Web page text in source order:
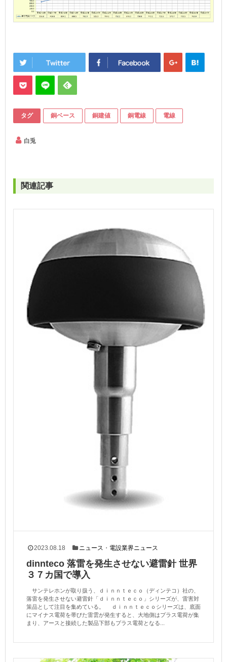
タグ 銅ベース 銅建値 銅電線 電線
白兎
関連記事
2023.08.18 ニュース ・ 電設業界ニュース
dinnteco 落雷を発生させない避雷針 世界
３７カ国で導入
サンテレホンが取り扱う、ｄｉｎｎｔｅｃｏ（ディンテコ）社の、
落雷を発生させない避雷針「ｄｉｎｎｔｅｃｏ」シリーズが、雷害対
策品として注目を集めている。 ｄｉｎｎｔｅｃｏシリーズは、底面
にマイナス電荷を帯びた雷雲が発生すると、大地側はプラス電荷が集
まり、アースと接続した製品下部もプラス電荷となる...